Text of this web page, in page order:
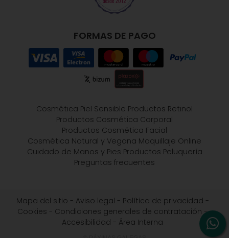
FORMAS DE PAGO
Cosmética Piel Sensible Productos Retinol
Productos Cosmética Corporal
Productos Cosmética Facial
Cosmética Natural y Vegana Maquillaje Online
Cuidado de Manos y Pies Productos Peluquería
Preguntas frecuentes
Mapa del sitio - Aviso legal - Política de privacidad -
Cookies - Condiciones generales de contratación -
Accesibilidad - Área Interna